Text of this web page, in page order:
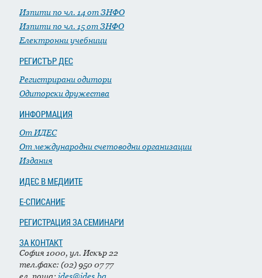
Изпити по чл. 14 от ЗНФО
Изпити по чл. 15 от ЗНФО
Електронни учебници
РЕГИСТЪР ДЕС
Регистрирани одитори
Одиторски дружества
ИНФОРМАЦИЯ
От ИДЕС
От международни счетоводни организации
Издания
ИДЕС В МЕДИИТЕ
Е-СПИСАНИЕ
РЕГИСТРАЦИЯ ЗА СЕМИНАРИ
ЗА КОНТАКТ
София 1000, ул. Искър 22
тел.факс: (02) 950 07 77
ел. поща: ides@ides.bg